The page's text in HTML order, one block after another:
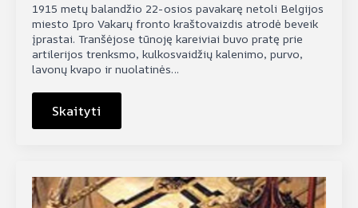
1915 metų balandžio 22-osios pavakarę netoli Belgijos
miesto Ipro Vakarų fronto kraštovaizdis atrodė beveik
įprastai. Tranšėjose tūnoję kareiviai buvo pratę prie
artilerijos trenksmo, kulkosvaidžių kalenimo, purvo,
lavonų kvapo ir nuolatinės…
Skaityti